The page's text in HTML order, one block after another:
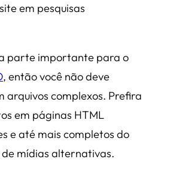
em pesquisas
parte importante para o
, então você não deve
arquivos complexos. Prefira
em páginas HTML
e até mais completos do
de mídias alternativas.